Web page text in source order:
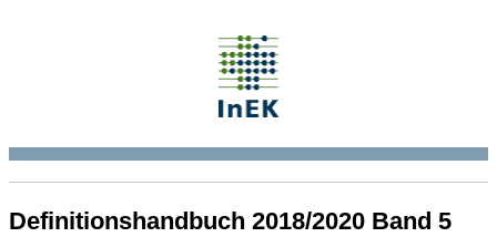
Definitionshandbuch 2018/2020 Band 5